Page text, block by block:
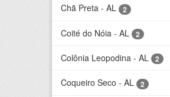
Chã Preta - AL 2
Coité do Nóia - AL 2
Colônia Leopodina - AL 2
Coqueiro Seco - AL 2